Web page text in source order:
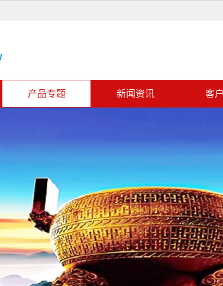
产品专题 新闻资讯 客